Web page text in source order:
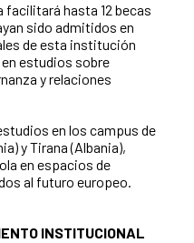
facilitará hasta 12 becas
sido admitidos en
de esta institución
estudios sobre
y relaciones
en los campus de
y Tirana (Albania),
en espacios de
al futuro europeo.
INSTITUCIONAL